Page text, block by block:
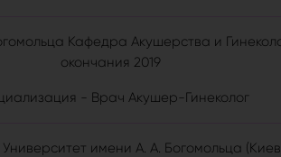
Кафедра Акушерства и
окончания 2019
- Врач Акушер-Гинеколог
имени А. А. Богомольца